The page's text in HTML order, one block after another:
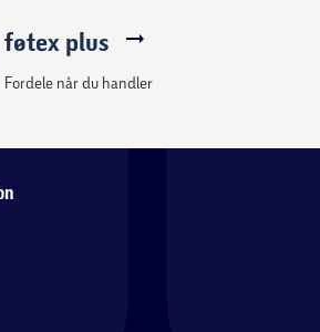
at dække udragende bolt- og
selvskærende skruer og bolte
føtex plus
Fordele når du handler